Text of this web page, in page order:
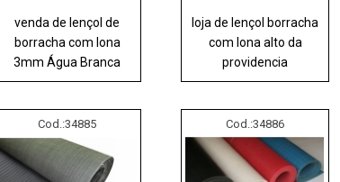
venda de lençol de
borracha com lona
3mm Água Branca
loja de lençol borracha
com lona alto da
providencia
Cod.:34885 Cod.:34886